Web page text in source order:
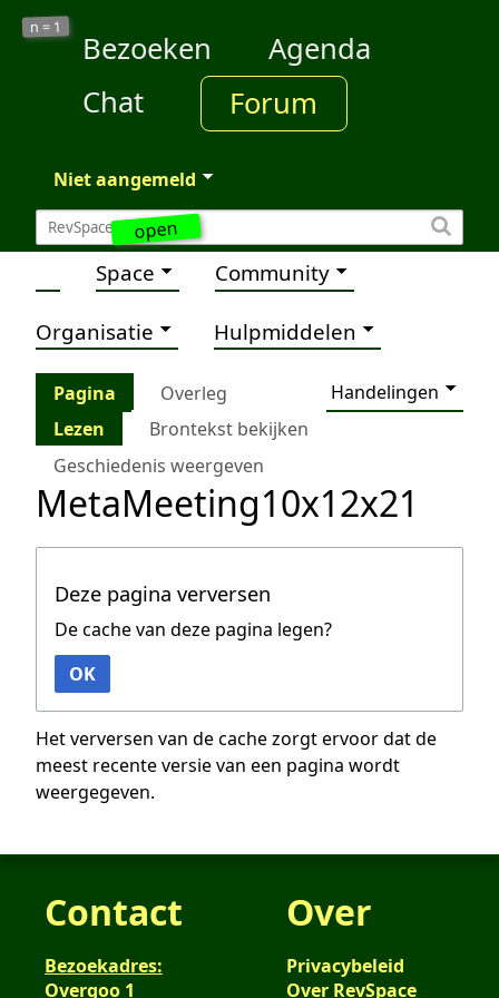
open
n = 1
Bezoeken
Agenda
Chat
Forum
Niet aangemeld
Space Community
Organisatie Hulpmiddelen
Pagina Overleg
Handelingen
Lezen
Brontekst bekijken
Geschiedenis weergeven
MetaMeeting10x12x21
Deze pagina verversen
De cache van deze pagina legen?
OK
Het verversen van de cache zorgt ervoor dat de
meest recente versie van een pagina wordt
weergegeven.
Contact
Bezoekadres:
Overgoo 1
Over
Privacybeleid
Over RevSpace